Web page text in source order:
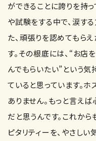
ができることに誇りを持
や試験をする中で、涙す
た、頑張りを認めてもら
す。その根底には、“お店
んでもらいたい”という気
ていると思っています。
ありません。もっと言え
だと思うんです。これか
ピタリティーを、やさし